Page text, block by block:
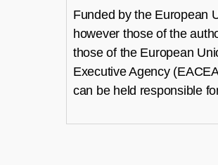
Funded by the European
however those of the
those of the European
Executive Agency
can be held responsible